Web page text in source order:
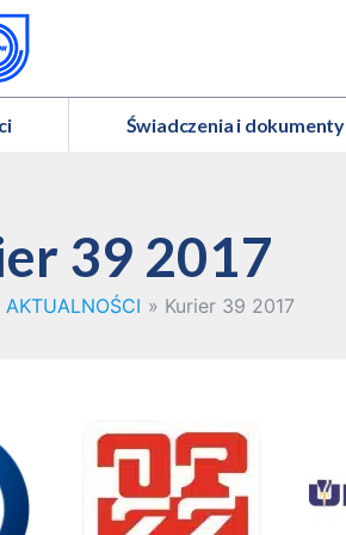
Świadczenia i dokumenty
39 2017
AKTUALNOŚCI » Kurier 39 2017